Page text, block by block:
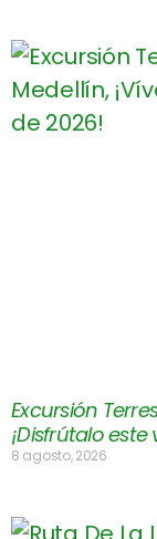
Excursión
¡Disfrútalo este
8 agosto, 2026